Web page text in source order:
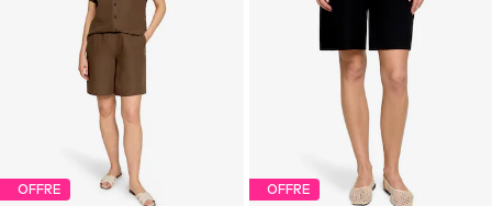
OFFRE OFFRE